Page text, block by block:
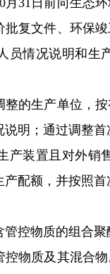
日前向生态环
复文件、环保
员情况说明和生
生产单位，按
明；通过调整
装置且对外销
配额，并按照首
物质的组合聚
质及其混合物